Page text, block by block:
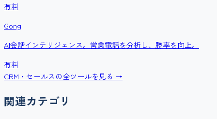
有料
Gong
AI会話インテリジェンス。営業電話を分析し、勝率を向上。
有料
CRM・セールスの全ツールを見る →
関連カテゴリ